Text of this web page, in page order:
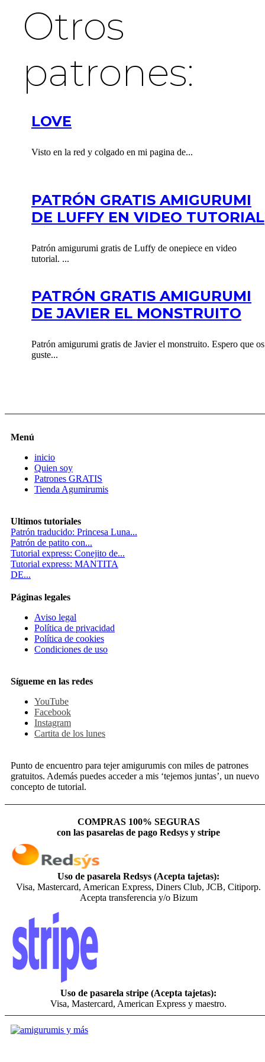
Otros
patrones:
LOVE
Visto en la red y colgado en mi pagina de...
PATRÓN GRATIS AMIGURUMI
DE LUFFY EN VIDEO TUTORIAL
Patrón amigurumi gratis de Luffy de onepiece en video
tutorial. ...
PATRÓN GRATIS AMIGURUMI
DE JAVIER EL MONSTRUITO
Patrón amigurumi gratis de Javier el monstruito. Espero que os
guste...
Menú
inicio
Quien soy
Patrones GRATIS
Tienda Agumirumis
Ultimos tutoriales
Patrón traducido: Princesa Luna...
Patrón de patito con...
Tutorial express: Conejito de...
Tutorial express: MANTITA
DE...
Páginas legales
Aviso legal
Política de privacidad
Política de cookies
Condiciones de uso
Sígueme en las redes
YouTube
Facebook
Instagram
Cartita de los lunes
Punto de encuentro para tejer amigurumis con miles de patrones
gratuitos. Además puedes acceder a mis ‘tejemos juntas’, un nuevo
concepto de tutorial.
COMPRAS 100% SEGURAS
con las pasarelas de pago Redsys y stripe
Uso de pasarela Redsys (Acepta tajetas):
Visa, Mastercard, American Express, Diners Club, JCB, Citiporp.
Acepta transferencia y/o Bizum
Uso de pasarela stripe (Acepta tajetas):
Visa, Mastercard, American Express y maestro.